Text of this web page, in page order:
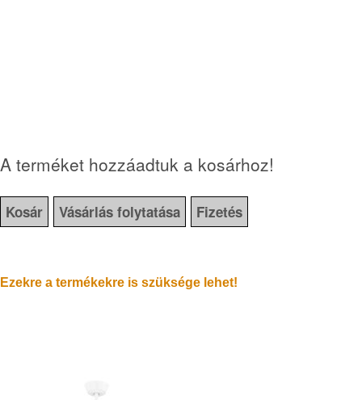
A terméket hozzáadtuk a kosárhoz!
Kosár Vásárlás folytatása Fizetés
Ezekre a termékekre is szüksége lehet!